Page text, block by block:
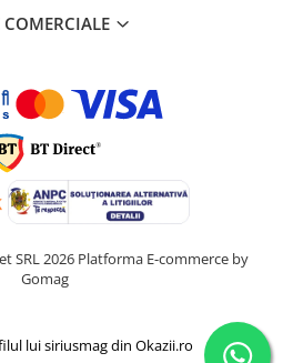
COMERCIALE
SRL 2026 Platforma E-commerce by
Gomag